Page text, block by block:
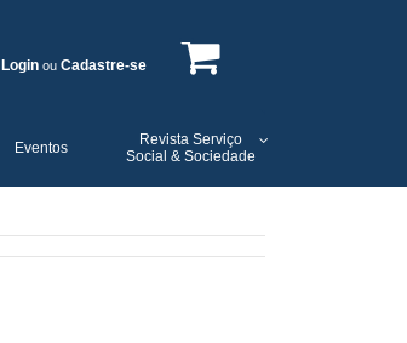
Login ou Cadastre-se
Eventos
Revista Serviço
Social & Sociedade